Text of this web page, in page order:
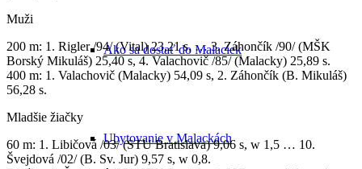
Ako sa dostať do Malaciek
Ubytovanie v Malackách
Muži
200 m: 1. Rigler /94/ (Vital) 23,21 s, … 3. Záhončík /90/ (MŠK
Borský Mikuláš) 25,40 s, 4. Valachovič /85/ (Malacky) 25,89 s.
400 m: 1. Valachovič (Malacky) 54,09 s, 2. Záhončík (B. Mikuláš)
56,28 s.
Mladšie žiačky
60 m: 1. Libičová /03/ (STU Bratislava) 9,06 s, w 1,5 … 10.
Švejdová /02/ (B. Sv. Jur) 9,57 s, w 0,8.